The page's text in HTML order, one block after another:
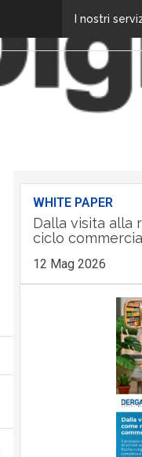
I nostri
WHITE PAPER
Dalla visita alla
ciclo
12 Mag 2026